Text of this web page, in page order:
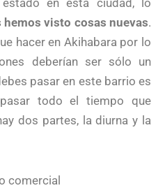
hemos visto cosas nuevas.
hacer en Akihabara por lo
deberían ser sólo un
pasar en este barrio es
pasar todo el tiempo que
dos partes, la diurna y la
comercial